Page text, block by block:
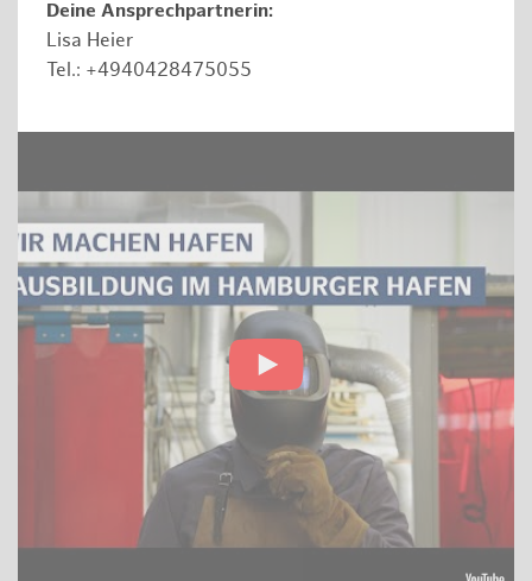
Deine Ansprechpartnerin:
Lisa Heier
Tel.: +4940428475055